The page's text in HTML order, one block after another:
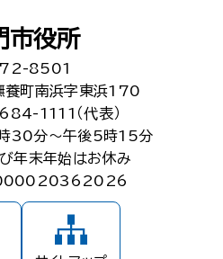
市役所
8501
養町南浜字東浜170
1111（代表）
時30分～午後5時15分
年末年始はお休み